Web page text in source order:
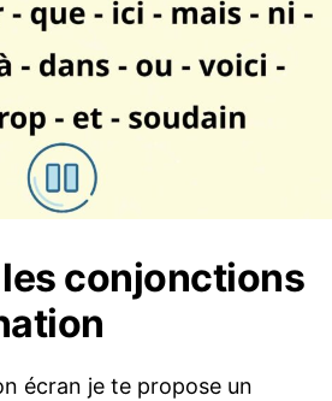
conjonctions
écran je te propose un